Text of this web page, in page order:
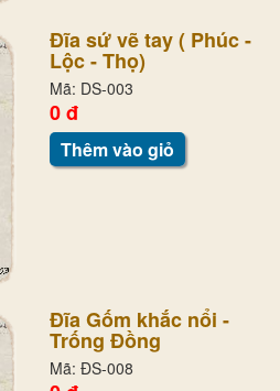
Đĩa sứ vẽ tay ( Phúc -
Lộc - Thọ)
Mã: DS-003
0 đ
Thêm vào giỏ
Đĩa Gốm khắc nổi -
Trống Đồng
Mã: ĐS-008